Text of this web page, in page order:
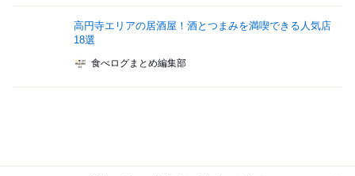
高円寺エリアの居酒屋！酒とつまみを満喫できる人気店
18選
食べログまとめ編集部